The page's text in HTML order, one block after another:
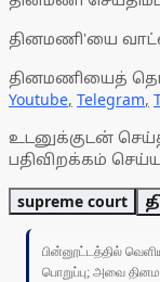
தினமணி'யை
தினமணியைத்
Youtube, Telegram,
உடனுக்குடன்
பதிவிறக்கம்
supreme court
பின்னூட்டத்தில்
பொறுப்பு; அவை